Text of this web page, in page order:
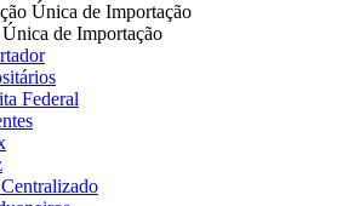
Única de Importação
de Importação
Federal